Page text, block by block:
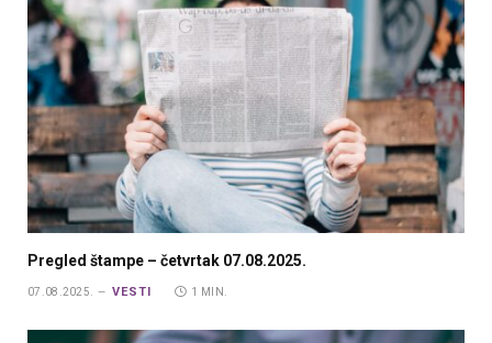
Pregled štampe – četvrtak 07.08.2025.
07.08.2025. VESTI 1 MIN.